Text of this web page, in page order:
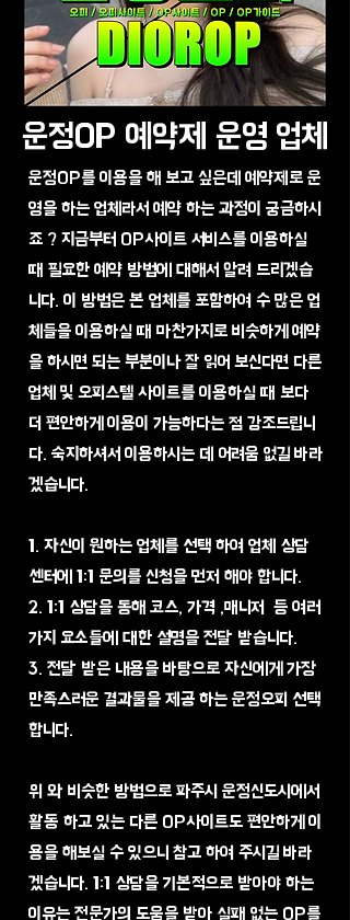
운정OP 예약제 운영 업체
운정OP를 이용을 해 보고 싶은데 예약제로 운
영을 하는 업체라서 예약 하는 과정이 궁금하시
죠 ? 지금부터 OP사이트 서비스를 이용하실
때 필요한 예약 방법에 대해서 알려 드리겠습
니다. 이 방법은 본 업체를 포함하여 수 많은 업
체들을 이용하실 때 마찬가지로 비슷하게 예약
을 하시면 되는 부분이나 잘 읽어 보신다면 다른
업체 및 오피스텔 사이트를 이용하실 때 보다
더 편안하게 이용이 가능하다는 점 강조드립니
다. 숙지하셔서 이용하시는 데 어려움 없길 바라
겠습니다.
1. 자신이 원하는 업체를 선택 하여 업체 상담
센터에 1:1 문의를 신청을 먼저 해야 합니다.
2. 1:1 상담을 통해 코스, 가격 ,매니저 등 여러
가지 요소들에 대한 설명을 전달 받습니다.
3. 전달 받은 내용을 바탕으로 자신에게 가장
만족스러운 결과물을 제공 하는 운정오피 선택
합니다.
​위 와 비슷한 방법으로 파주시 운정신도시에서
활동 하고 있는 다른 OP사이트도 편안하게 이
용을 해보실 수 있으니 참고 하여 주시길 바라
겠습니다. 1:1 상담을 기본적으로 받아야 하는
이유는 전문가의 도움을 받아 실패 없는 OP를